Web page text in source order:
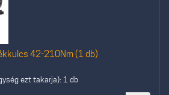
42-210Nm (1 db)
ezt takarja): 1 db